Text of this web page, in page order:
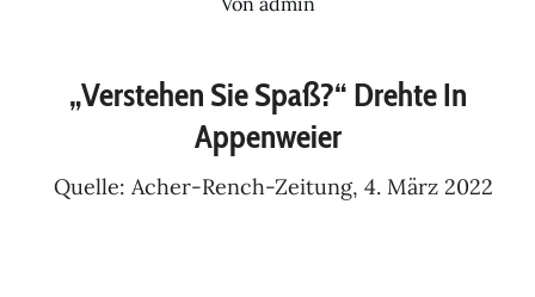
„Verstehen Sie Spaß?“ Drehte In
Appenweier
Quelle: Acher-Rench-Zeitung, 4. März 2022